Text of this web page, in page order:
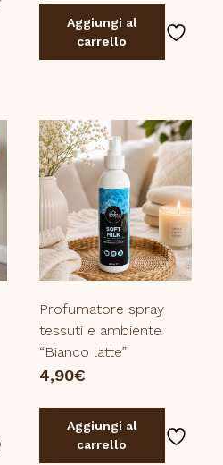
39,90€.
29,90€.
Aggiungi al
carrello
Profumatore spray
tessuti e ambiente
“Bianco latte”
4,90€
Aggiungi al
carrello